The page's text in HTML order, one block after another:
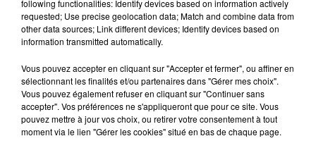
OFENBACH & STARSAILOR
Four To The Floor
CALOGERO
En Apesanteur
15h01
15h01 14h58
14h58
following functionalities: Identify devices based on information actively
requested; Use precise geolocation data; Match and combine data from
other data sources; Link different devices; Identify devices based on
information transmitted automatically.
Vous pouvez accepter en cliquant sur "Accepter et fermer", ou affiner en
sélectionnant les finalités et/ou partenaires dans "Gérer mes choix".
Vous pouvez également refuser en cliquant sur "Continuer sans
accepter". Vos préférences ne s'appliqueront que pour ce site. Vous
pouvez mettre à jour vos choix, ou retirer votre consentement à tout
moment via le lien "Gérer les cookies" situé en bas de chaque page.